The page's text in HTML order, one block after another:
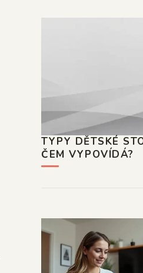
TYPY DĚTSKÉ
ČEM VYPOVÍDÁ?